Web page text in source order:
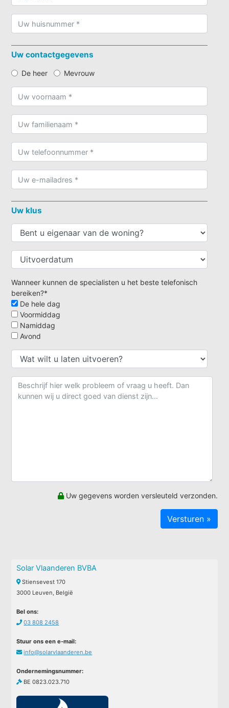
Uw contactgegevens
De heer Mevrouw
Uw klus
Wanneer kunnen de specialisten u het beste telefonisch
bereiken?*
De hele dag
Voormiddag
Namiddag
Avond
Uw gegevens worden versleuteld verzonden.
Solar Vlaanderen BVBA
Stiensevest 170
3000 Leuven, België
Bel ons:
03 808 2458
Stuur ons een e-mail:
info@solarvlaanderen.be
Ondernemingsnummer:
BE 0823.023.710